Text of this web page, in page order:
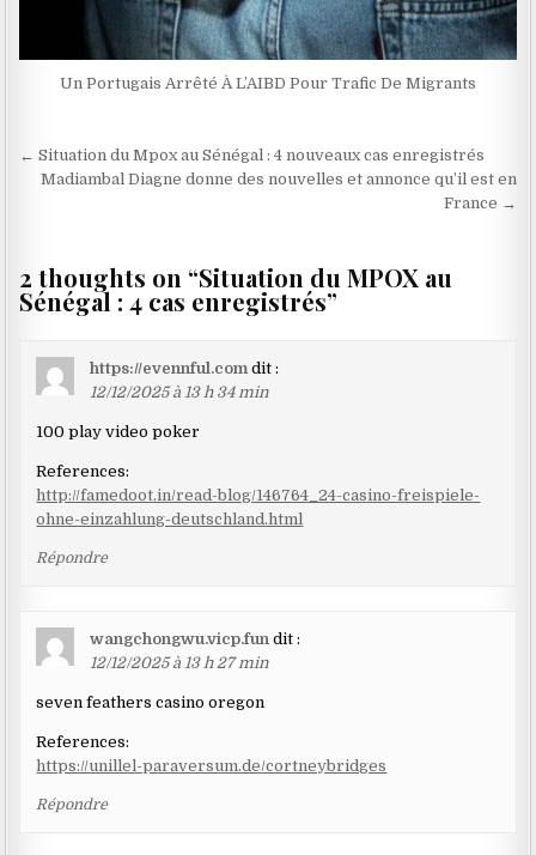
Un Portugais Arrêté À L’AIBD Pour Trafic De Migrants
Navigation
de
← Situation du Mpox au Sénégal : 4 nouveaux cas enregistrés
Madiambal Diagne donne des nouvelles et annonce qu’il est en
France →
2 thoughts on “Situation du MPOX au
Sénégal : 4 cas enregistrés”
https://evennful.com dit :
12/12/2025 à 13 h 34 min
100 play video poker
References:
http://famedoot.in/read-blog/146764_24-casino-freispiele-
ohne-einzahlung-deutschland.html
Répondre
wangchongwu.vicp.fun dit :
12/12/2025 à 13 h 27 min
seven feathers casino oregon
References:
https://unillel-paraversum.de/cortneybridges
Répondre